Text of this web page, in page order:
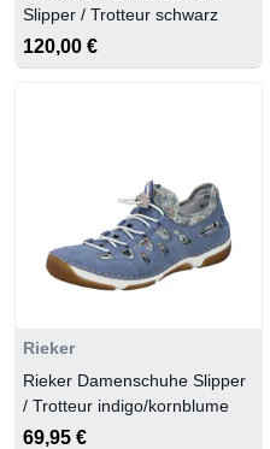
Slipper / Trotteur schwarz
120,00 €
Rieker
Rieker Damenschuhe Slipper
/ Trotteur indigo/kornblume
69,95 €